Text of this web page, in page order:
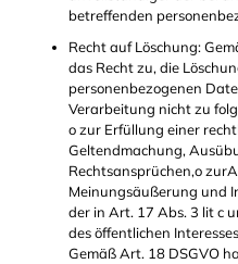
betreffenden
Recht auf Löschung:
das Recht zu, die
personenbezogenen
Verarbeitung nicht zu
o zur Erfüllung einer
Geltendmachung,
Rechtsansprüchen,o
Meinungsäußerung und
der in Art. 17 Abs. 3 lit c
des öffentlichen
Gemäß Art. 18 DSGVO